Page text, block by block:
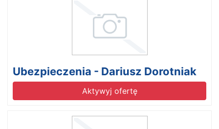
Ubezpieczenia - Dariusz Dorotniak
Aktywyj ofertę